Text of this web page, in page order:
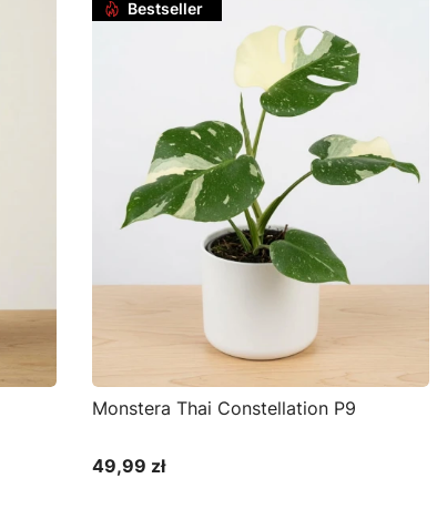
Bestseller
Monstera Thai Constellation P9
Cena
49,99 zł